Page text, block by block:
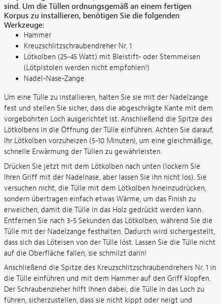
sind. Um die Tüllen ordnungsgemäß an einem fertigen
Korpus zu installieren, benötigen Sie die folgenden
Werkzeuge:
Hammer
Kreuzschlitzschraubendreher Nr. 1
Lötkolben (25-45 Watt) mit Bleistift- oder Stemmeisen
(Lötpistolen werden nicht empfohlen!)
Nadel-Nase-Zange
Um eine Tülle zu installieren, halten Sie sie mit der Nadelzange
fest und stellen Sie sicher, dass die abgeschrägte Kante mit dem
vorgebohrten Loch ausgerichtet ist. Anschließend die Spitze des
Lötkolbens in die Öffnung der Tülle einführen. Achten Sie darauf,
Ihr Lötkolben vorzuheizen (5-10 Minuten), um eine gleichmäßige,
schnelle Erwärmung der Tüllen zu gewährleisten.
Drücken Sie jetzt mit dem Lötkolben nach unten (lockern Sie
Ihren Griff mit der Nadelnase, aber lassen Sie ihn nicht los). Sie
versuchen nicht, die Tülle mit dem Lötkolben hineinzudrücken,
sondern übertragen einfach etwas Wärme, um das Finish zu
erweichen, damit die Tülle in das Holz gedrückt werden kann.
Entfernen Sie nach 3-5 Sekunden das Lötkolben, während Sie die
Tülle mit der Nadelzange festhalten. Dadurch wird sichergestellt,
dass sich das Löteisen von der Tülle löst. Lassen Sie die Tülle nicht
auf die Oberfläche fallen, sie schmilzt darin!
Anschließend die Spitze des Kreuzschlitzschraubendrehers Nr. 1 in
die Tülle einführen und mit dem Hammer auf den Griff klopfen.
Der Schraubenzieher hilft Ihnen dabei, die Tülle in das Loch zu
führen, sicherzustellen, dass sie nicht kippt oder neigt und